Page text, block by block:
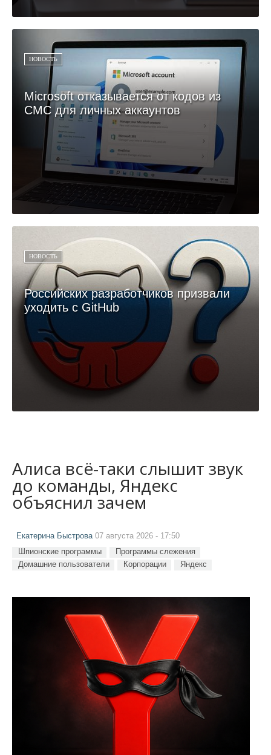
НОВОСТЬ
Microsoft отказывается от кодов из
СМС для личных аккаунтов
НОВОСТЬ
Российских разработчиков призвали
уходить с GitHub
Алиса всё-таки слышит звук
до команды, Яндекс
объяснил зачем
Екатерина Быстрова 07 августа 2026 - 17:50
Шпионские программы
Программы слежения
Домашние пользователи
Корпорации Яндекс